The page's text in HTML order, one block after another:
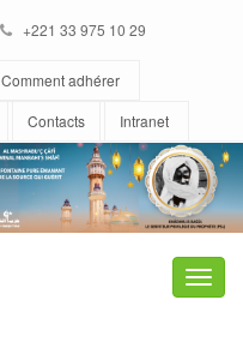
+221 33 975 10 29
Comment adhérer
Contacts Intranet
Toggle